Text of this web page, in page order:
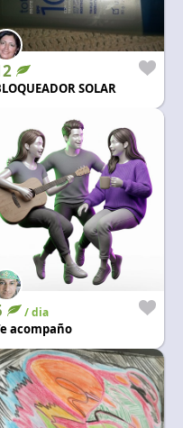
SOLAR
/ dia
acompaño